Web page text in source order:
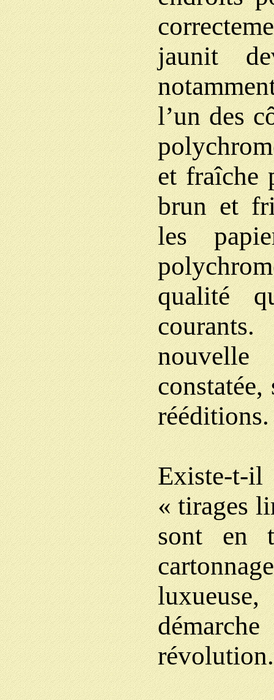
jaunit
l’un des
et fraîche
brun et
les
qualité
constatée,
rééditions.
Existe-t-il
« tirages
sont en
révolution.